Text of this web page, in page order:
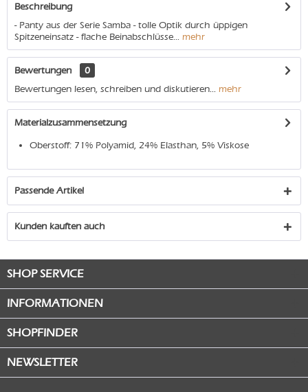
Beschreibung
- Panty aus der Serie Samba - tolle Optik durch üppigen
Spitzeneinsatz - flache Beinabschlüsse... mehr
Bewertungen
0
Bewertungen lesen, schreiben und diskutieren... mehr
Materialzusammensetzung
Oberstoff: 71% Polyamid, 24% Elasthan, 5% Viskose
Passende Artikel
Kunden kauften auch
SHOP SERVICE
INFORMATIONEN
SHOPFINDER
NEWSLETTER